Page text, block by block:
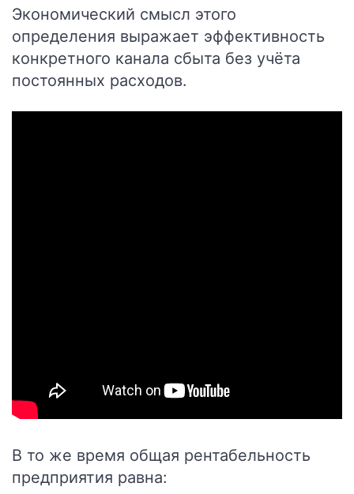
Экономический смысл этого
определения выражает эффективность
конкретного канала сбыта без учёта
постоянных расходов.
В то же время общая рентабельность
предприятия равна: